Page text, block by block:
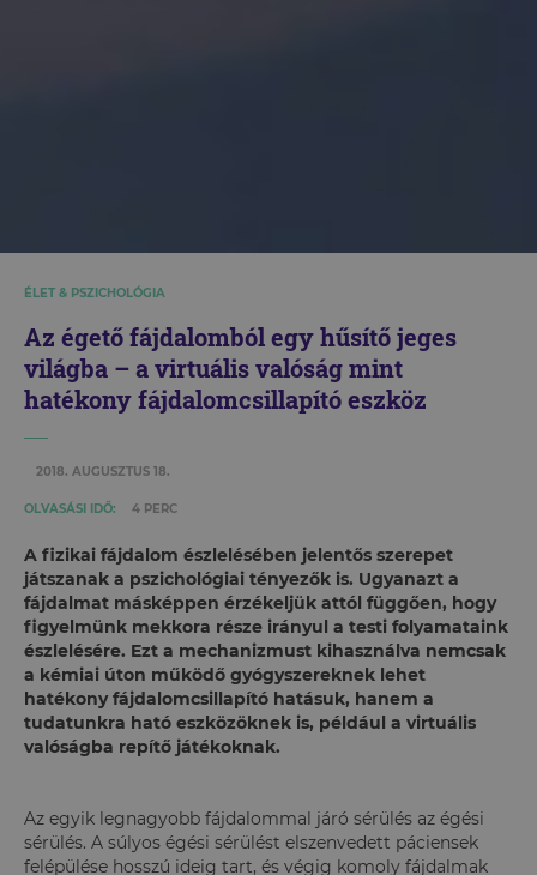
ÉLET & PSZICHOLÓGIA
Az égető fájdalomból egy hűsítő jeges
világba – a virtuális valóság mint
hatékony fájdalomcsillapító eszköz
2018. AUGUSZTUS 18.
OLVASÁSI IDŐ: 4 PERC
A fizikai fájdalom észlelésében jelentős szerepet
játszanak a pszichológiai tényezők is. Ugyanazt a
fájdalmat másképpen érzékeljük attól függően, hogy
figyelmünk mekkora része irányul a testi folyamataink
észlelésére. Ezt a mechanizmust kihasználva nemcsak
a kémiai úton működő gyógyszereknek lehet
hatékony fájdalomcsillapító hatásuk, hanem a
tudatunkra ható eszközöknek is, például a virtuális
valóságba repítő játékoknak.
Az egyik legnagyobb fájdalommal járó sérülés az égési
sérülés. A súlyos égési sérülést elszenvedett páciensek
felépülése hosszú ideig tart, és végig komoly fájdalmak